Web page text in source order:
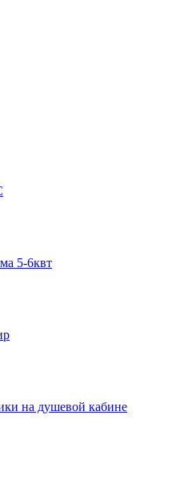
5-6квт
на душевой кабине